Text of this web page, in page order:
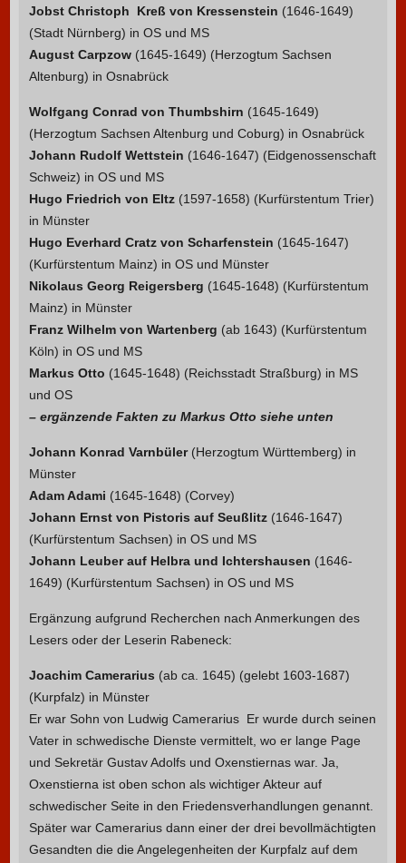
Jobst Christoph
Kreß von Kressenstein (1646-1649)
(Stadt Nürnberg) in OS und MS
August Carpzow(1645-1649) (Herzogtum Sachsen
Altenburg) in Osnabrück
Wolfgang Conrad von Thumbshirn (1645-1649)
(Herzogtum Sachsen Altenburg und Coburg) in Osnabrück
Johann Rudolf Wettstein (1646-1647) (Eidgenossenschaft
Schweiz) in OS und MS
Hugo Friedrich von Eltz(1597-1658) (Kurfürstentum Trier)
in Münster
Hugo Everhard Cratz von Scharfenstein (1645-1647)
(Kurfürstentum Mainz) in OS und Münster
Nikolaus Georg Reigersberg (1645-1648) (Kurfürstentum
Mainz) in Münster
Franz Wilhelm von Wartenberg (ab 1643) (Kurfürstentum
Köln) in OS und MS
Markus Otto (1645-1648) (Reichsstadt Straßburg) in MS
und OS
– ergänzende Fakten zu Markus Otto siehe unten
Johann Konrad Varnbüler(Herzogtum Württemberg) in
Münster
Adam Adami (1645-1648) (Corvey)
Johann Ernst von Pistoris auf Seußlitz(1646-1647)
(Kurfürstentum Sachsen) in OS und MS
Johann Leuber auf Helbra und Ichtershausen (1646-
1649) (Kurfürstentum Sachsen) in OS und MS
Ergänzung aufgrund Recherchen nach Anmerkungen des
Lesers oder der Leserin Rabeneck:
Joachim Camerarius (ab ca. 1645) (gelebt 1603-1687)
(Kurpfalz) in Münster
Er war Sohn von Ludwig Camerarius Er wurde durch seinen
Vater in schwedische Dienste vermittelt, wo er lange Page
und Sekretär Gustav Adolfs und Oxenstiernas war. Ja,
Oxenstierna ist oben schon als wichtiger Akteur auf
schwedischer Seite in den Friedensverhandlungen genannt.
Später war Camerarius dann einer der drei bevollmächtigten
Gesandten die die Angelegenheiten der Kurpfalz auf dem